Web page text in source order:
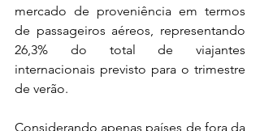
mercado de proveniência em termos
de passageiros aéreos, representando
26,3% do total de viajantes
internacionais previsto para o trimestre
de verão.
Considerando apenas países de fora da